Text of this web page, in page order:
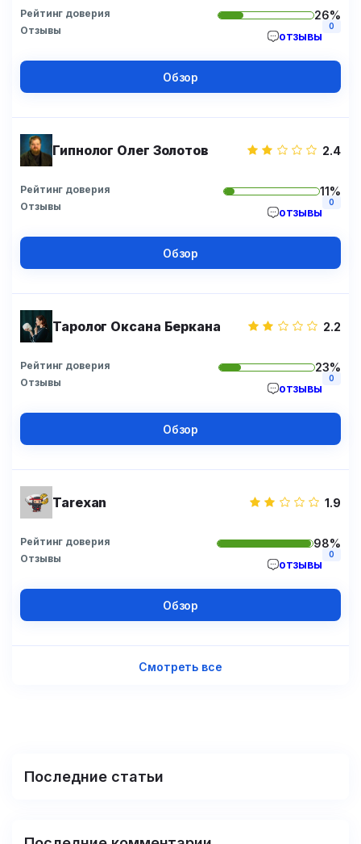
Рейтинг доверия 26%
Отзывы отзывы
0
Обзор
Гипнолог Олег Золотов 2.4
Рейтинг доверия 11%
Отзывы отзывы
0
Обзор
Таролог Оксана Беркана 2.2
Рейтинг доверия 23%
Отзывы отзывы
0
Обзор
Tarexan 1.9
Рейтинг доверия 98%
Отзывы отзывы
0
Обзор
Смотреть все
Последние статьи